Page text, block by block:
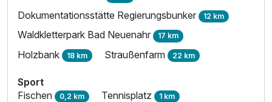
Dokumentationsstätte Regierungsbunker 12 km
Waldkletterpark Bad Neuenahr 17 km
Holzbank 18 km Straußenfarm 22 km
Sport
Fischen 0,2 km Tennisplatz 1 km